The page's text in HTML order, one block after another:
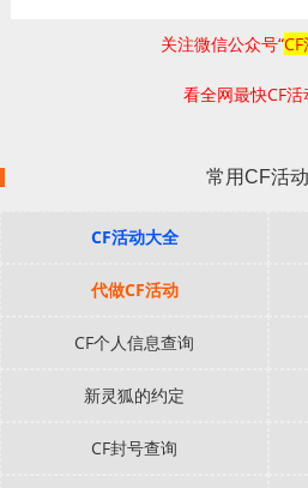
关注微信公众号“
看全网最快CF
常用CF活
CF活动大全
代做CF活动
CF个人信息查询
新灵狐的约定
CF封号查询